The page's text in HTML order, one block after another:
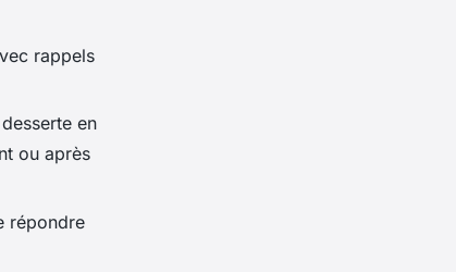
rappels
en
ou après
répondre